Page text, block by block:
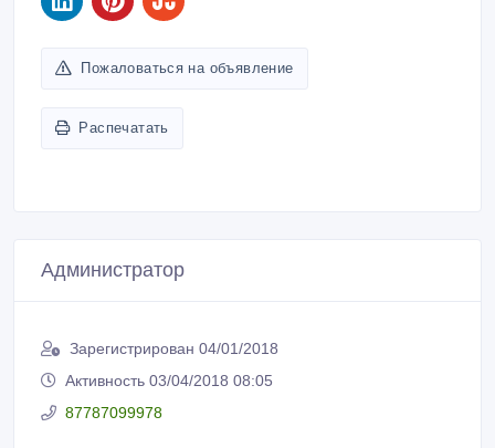
Пожаловаться на объявление
Распечатать
Администратор
Зарегистрирован 04/01/2018
Активность 03/04/2018 08:05
87787099978